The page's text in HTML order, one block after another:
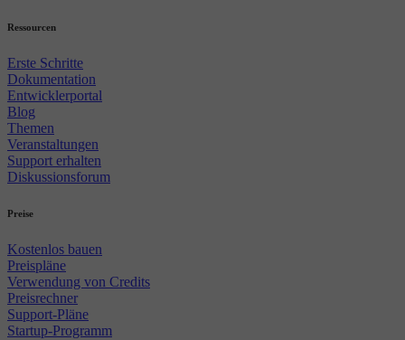
Ressourcen
Erste Schritte
Dokumentation
Entwicklerportal
Blog
Themen
Veranstaltungen
Support erhalten
Diskussionsforum
Preise
Kostenlos bauen
Preispläne
Verwendung von Credits
Preisrechner
Support-Pläne
Startup-Programm